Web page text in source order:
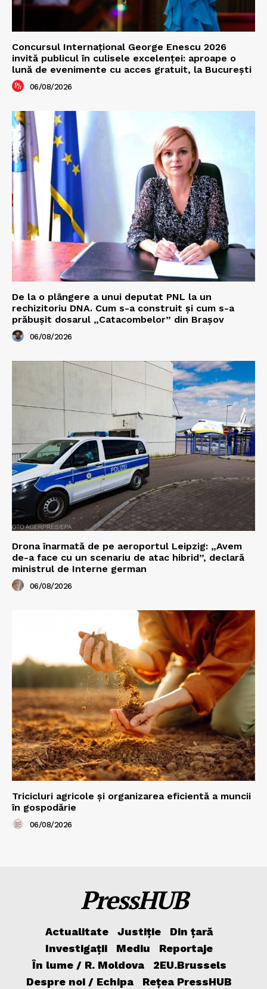
Concursul Internațional George Enescu 2026
invită publicul în culisele excelenței: aproape o
lună de evenimente cu acces gratuit, la București
06/08/2026
De la o plângere a unui deputat PNL la un
rechizitoriu DNA. Cum s-a construit și cum s-a
prăbușit dosarul „Catacombelor” din Brașov
06/08/2026
Drona înarmată de pe aeroportul Leipzig: „Avem
de-a face cu un scenariu de atac hibrid”, declară
ministrul de Interne german
06/08/2026
Tricicluri agricole și organizarea eficientă a muncii
în gospodărie
06/08/2026
PressHUB
Actualitate Justiție
Din țară
Investigații
Mediu
Reportaje
În lume / R. Moldova
2EU.Brussels
Despre noi / Echipa
Rețea PressHUB